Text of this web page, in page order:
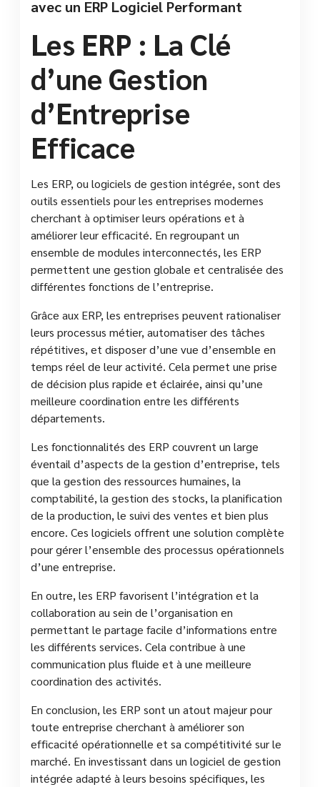
avec un ERP Logiciel Performant
Les ERP : La Clé
d’une Gestion
d’Entreprise
Efficace
Les ERP, ou logiciels de gestion intégrée, sont des
outils essentiels pour les entreprises modernes
cherchant à optimiser leurs opérations et à
améliorer leur efficacité. En regroupant un
ensemble de modules interconnectés, les ERP
permettent une gestion globale et centralisée des
différentes fonctions de l’entreprise.
Grâce aux ERP, les entreprises peuvent rationaliser
leurs processus métier, automatiser des tâches
répétitives, et disposer d’une vue d’ensemble en
temps réel de leur activité. Cela permet une prise
de décision plus rapide et éclairée, ainsi qu’une
meilleure coordination entre les différents
départements.
Les fonctionnalités des ERP couvrent un large
éventail d’aspects de la gestion d’entreprise, tels
que la gestion des ressources humaines, la
comptabilité, la gestion des stocks, la planification
de la production, le suivi des ventes et bien plus
encore. Ces logiciels offrent une solution complète
pour gérer l’ensemble des processus opérationnels
d’une entreprise.
En outre, les ERP favorisent l’intégration et la
collaboration au sein de l’organisation en
permettant le partage facile d’informations entre
les différents services. Cela contribue à une
communication plus fluide et à une meilleure
coordination des activités.
En conclusion, les ERP sont un atout majeur pour
toute entreprise cherchant à améliorer son
efficacité opérationnelle et sa compétitivité sur le
marché. En investissant dans un logiciel de gestion
intégrée adapté à leurs besoins spécifiques, les